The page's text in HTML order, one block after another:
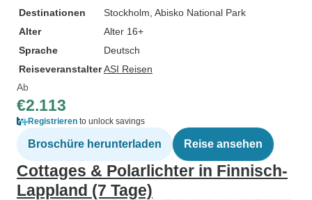
Destinationen
Stockholm , Abisko National Park
Alter
Alter 16+
Sprache
Deutsch
ReiseveranstalterASI Reisen
Ab
€2.113
Registrieren to unlock savings
Broschüre herunterladen Reise ansehen
Cottages & Polarlichter in Finnisch-
Lappland (7 Tage)